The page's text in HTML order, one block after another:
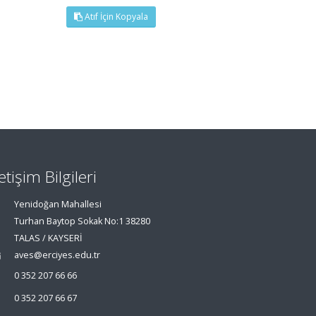
Atıf İçin Kopyala
Bilgileri
Yenidoğan Mahallesi
Turhan Baytop Sokak No:1 38280
TALAS / KAYSERİ
aves@erciyes.edu.tr
0 352 207 66 66
0 352 207 66 67